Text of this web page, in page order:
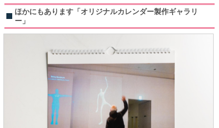
ほかにもあります「オリジナルカレンダー製作ギャラリ
ー」